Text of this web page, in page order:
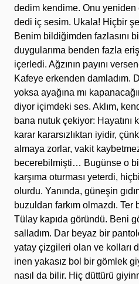
dedim kendime. Onu yeniden
dedi iç sesim. Ukala! Hiçbir
Benim bildiğimden fazlasını
duygularıma benden fazla
içerledi. Ağzının payını
Kafeye erkenden damladım.
yoksa ayağına mı
diyor içimdeki ses. Aklım,
bana nutuk çekiyor: Hayatını
karar kararsızlıktan iyidir,
almaya zorlar, vakit
becerebilmişti… Bugünse o
karşıma oturması yeterdi,
olurdu. Yanında, güneşin
buzuldan farkım olmazdı. Ter
Tülay kapıda göründü. Beni
salladım. Dar beyaz bir
yatay çizgileri olan ve kolları
inen yakasız bol bir gömlek
nasıl da bilir. Hiç düttürü